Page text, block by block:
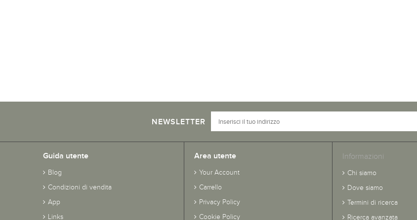
NEWSLETTER
Guida utente
Blog
Condizioni di vendita
App
Links
Area utente
Your Account
Carrello
Privacy Policy
Cookie Policy
Informazioni
Chi siamo
Dove siamo
Termini di ricerca
Ricerca avanzata